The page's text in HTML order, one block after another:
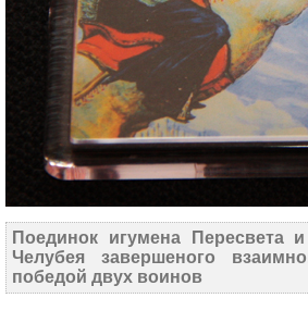
Поединок игумена Пересвета
Челубея завершеного
победой двух воинов